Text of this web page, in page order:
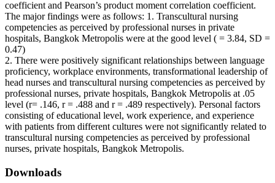
coefficient and Pearson’s product moment correlation coefficient.
The major findings were as follows: 1. Transcultural nursing
competencies as perceived by professional nurses in private
hospitals, Bangkok Metropolis were at the good level ( = 3.84, SD =
0.47)
2. There were positively significant relationships between language
proficiency, workplace environments, transformational leadership of
head nurses and transcultural nursing competencies as perceived by
professional nurses, private hospitals, Bangkok Metropolis at .05
level (r= .146, r = .488 and r = .489 respectively). Personal factors
consisting of educational level, work experience, and experience
with patients from different cultures were not significantly related to
transcultural nursing competencies as perceived by professional
nurses, private hospitals, Bangkok Metropolis.
Downloads